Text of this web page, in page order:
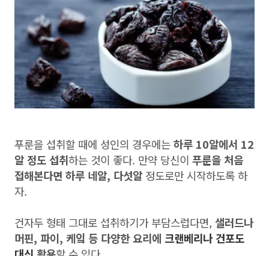
푸룬을 섭취할 때에 성인의 경우에는하루 10알에서 12
알 정도 섭취하는 것이 좋다. 만약 당신이 푸룬을 처음
접해본다면 하루 네알, 다섯알 정도로만 시작하도록 하
자.
건자두 형태 그대로 섭취하기가 부담스럽다면, 샐러드나
머핀, 파이, 케잌 등 다양한 요리에 크랜베리나 건포도